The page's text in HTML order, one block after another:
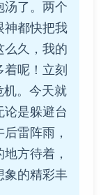
汤了。两个
神都快把我
么久，我的
着呢！立刻
机。今天就
论是躲避台
雷阵雨，
方待着，
象的精彩丰